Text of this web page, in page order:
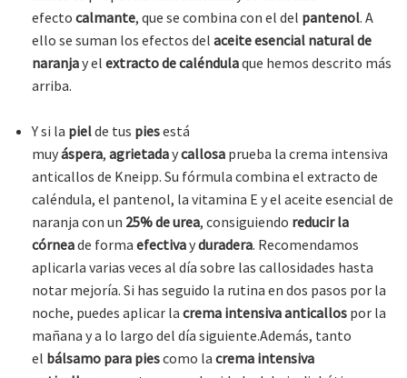
efecto calmante, que se combina con el del pantenol. A
ello se suman los efectos del aceite esencial natural de
naranjay el extracto de caléndulaque hemos descrito más
arriba.
Y si la pielde tus piesestá
muyáspera, agrietadaycallosa prueba la crema intensiva
anticallos de Kneipp. Su fórmula combina el extracto de
caléndula, el pantenol, la vitamina E y el aceite esencial de
naranja con un 25% de urea, consiguiendo reducir la
córneade forma efectivayduradera. Recomendamos
aplicarla varias veces al día sobre las callosidades hasta
notar mejoría. Si has seguido la rutina en dos pasos por la
noche, puedes aplicar la crema intensiva anticallos por la
mañana y a lo largo del día siguiente.Además, tanto
el bálsamo para piescomo la crema intensiva